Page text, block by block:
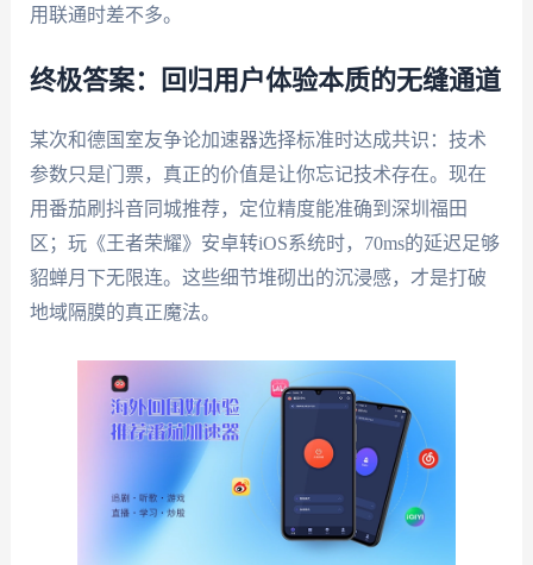
用联通时差不多。
终极答案：回归用户体验本质的无缝通道
某次和德国室友争论加速器选择标准时达成共识：技术
参数只是门票，真正的价值是让你忘记技术存在。现在
用番茄刷抖音同城推荐，定位精度能准确到深圳福田
区；玩《王者荣耀》安卓转iOS系统时，70ms的延迟足够
貂蝉月下无限连。这些细节堆砌出的沉浸感，才是打破
地域隔膜的真正魔法。